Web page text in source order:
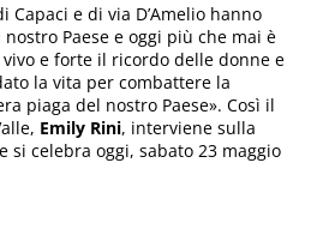
Capaci e di via D’Amelio hanno
Paese e oggi più che mai è
e forte il ricordo delle donne e
la vita per combattere la
piaga del nostro Paese». Così il
Emily Rini, interviene sulla
si celebra oggi, sabato 23 maggio